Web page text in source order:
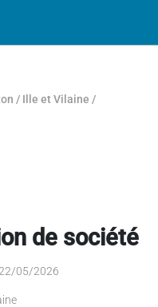
/ Ille et Vilaine /
de société
05/2026